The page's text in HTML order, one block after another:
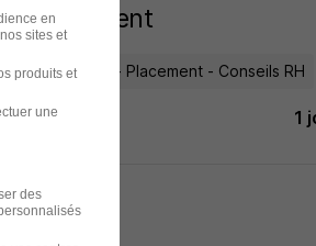
recrutement
Recrutement - Placement - Conseils RH
Découvrir 1
en
sites et
produits et
une
des